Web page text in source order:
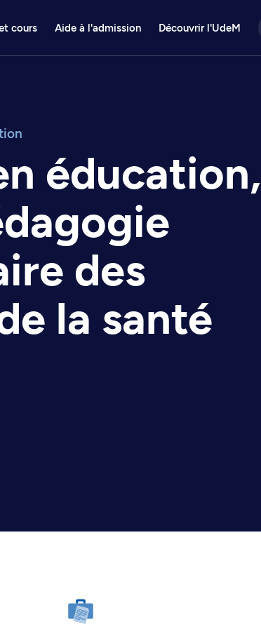
cours Aide à l'admission Découvrir l'UdeM
éducation,
des
la santé